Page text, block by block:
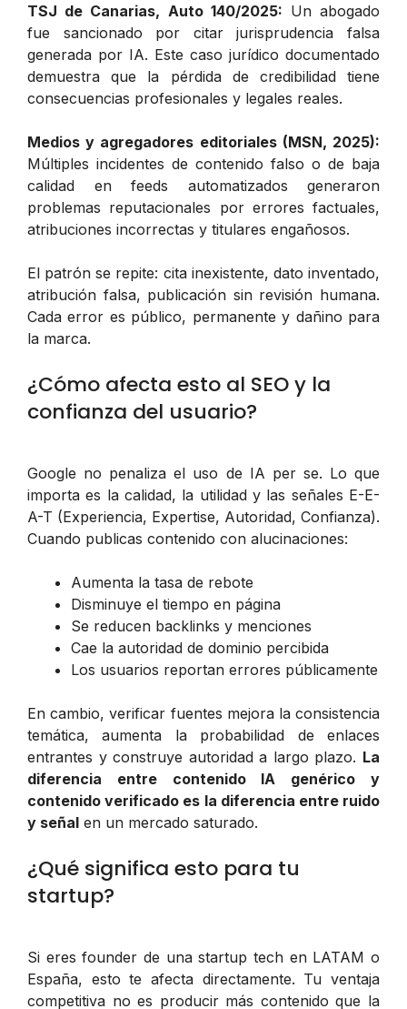
TSJ de Canarias, Auto 140/2025: Un abogado
fue sancionado por citar jurisprudencia falsa
generada por IA. Este caso jurídico documentado
demuestra que la pérdida de credibilidad tiene
consecuencias profesionales y legales reales.
Medios y agregadores editoriales (MSN, 2025):
Múltiples incidentes de contenido falso o de baja
calidad en feeds automatizados generaron
problemas reputacionales por errores factuales,
atribuciones incorrectas y titulares engañosos.
El patrón se repite: cita inexistente, dato inventado,
atribución falsa, publicación sin revisión humana.
Cada error es público, permanente y dañino para
la marca.
¿Cómo afecta esto al SEO y la
confianza del usuario?
Google no penaliza el uso de IA per se. Lo que
importa es la calidad, la utilidad y las señales E-E-
A-T (Experiencia, Expertise, Autoridad, Confianza).
Cuando publicas contenido con alucinaciones:
Aumenta la tasa de rebote
Disminuye el tiempo en página
Se reducen backlinks y menciones
Cae la autoridad de dominio percibida
Los usuarios reportan errores públicamente
En cambio, verificar fuentes mejora la consistencia
temática, aumenta la probabilidad de enlaces
entrantes y construye autoridad a largo plazo. La
diferencia entre contenido IA genérico y
contenido verificado es la diferencia entre ruido
y señal en un mercado saturado.
¿Qué significa esto para tu
startup?
Si eres founder de una startup tech en LATAM o
España, esto te afecta directamente. Tu ventaja
competitiva no es producir más contenido que la